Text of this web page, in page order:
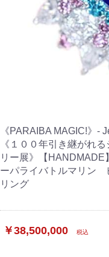
《PARAIBA MAGIC!》
《１００年引き継がれ
リー展》【
ーパライバトルマリン
リング
￥38,500,000 税込